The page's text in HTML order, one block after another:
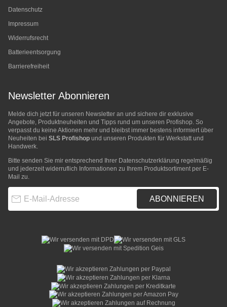
Datenschutz
Impressum
Widerrufsrecht
Batterieentsorgung
Barrierefreiheit
Newsletter Abonnieren
Melde dich jetzt für unseren Newsletter an und sichere dir exklusive
Angebote, Produktneuheiten und Tipps rund um unseren Profishop. So
verpasst du keine Aktionen mehr und bleibst immer bestens informiert über
Neuheiten bei SLS Profishop und unseren Produkten für Werkstatt und
Handwerk.
Bitte senden Sie mir entsprechend Ihrer Datenschutzerklärung regelmäßig
und jederzeit widerruflich Informationen zu Ihrem Produktsortiment per E-
Mail zu.
ABONNIEREN